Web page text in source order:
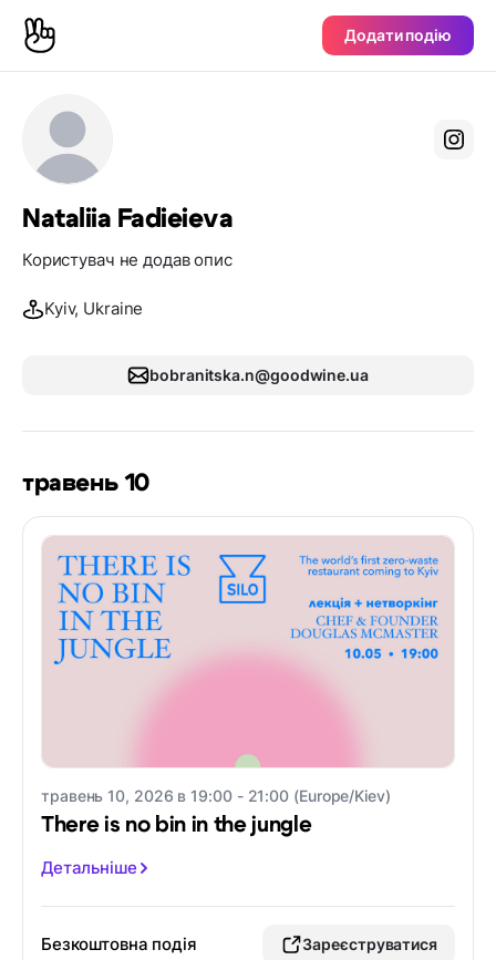
Додати подію
Nataliia Fadieieva
Користувач не додав опис
Kyiv, Ukraine
bobranitska.n@goodwine.ua
травень 10
травень 10, 2026 в 19:00 - 21:00 (Europe/Kiev)
There is no bin in the jungle
Детальніше
Безкоштовна подія Зареєструватися